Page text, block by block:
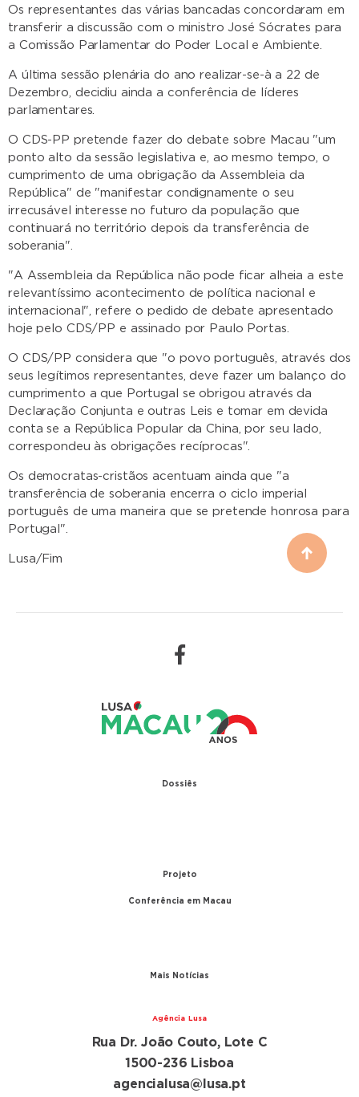
Os representantes das várias bancadas concordaram em
transferir a discussão com o ministro José Sócrates para
a Comissão Parlamentar do Poder Local e Ambiente.
A última sessão plenária do ano realizar-se-à a 22 de
Dezembro, decidiu ainda a conferência de líderes
parlamentares.
O CDS-PP pretende fazer do debate sobre Macau "um
ponto alto da sessão legislativa e, ao mesmo tempo, o
cumprimento de uma obrigação da Assembleia da
República" de "manifestar condignamente o seu
irrecusável interesse no futuro da população que
continuará no território depois da transferência de
soberania".
"A Assembleia da República não pode ficar alheia a este
relevantíssimo acontecimento de política nacional e
internacional", refere o pedido de debate apresentado
hoje pelo CDS/PP e assinado por Paulo Portas.
O CDS/PP considera que "o povo português, através dos
seus legítimos representantes, deve fazer um balanço do
cumprimento a que Portugal se obrigou através da
Declaração Conjunta e outras Leis e tomar em devida
conta se a República Popular da China, por seu lado,
correspondeu às obrigações recíprocas".
Os democratas-cristãos acentuam ainda que "a
transferência de soberania encerra o ciclo imperial
português de uma maneira que se pretende honrosa para
Portugal".
Lusa/Fim
Dossiês
Projeto
Conferência em Macau
Mais Notícias
Agência Lusa
Rua Dr. João Couto, Lote C
1500-236 Lisboa
agencialusa@lusa.pt